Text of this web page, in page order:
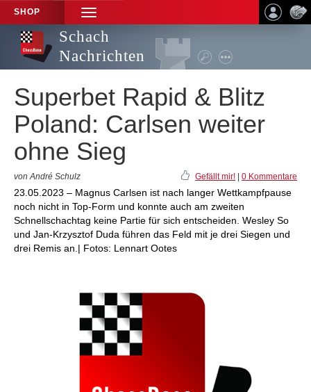
SHOP
TOGGLE
NAVIGATION
Schach
Nachrichten
Superbet Rapid & Blitz
Poland: Carlsen weiter
ohne Sieg
von André Schulz Gefällt mir! 0 Kommentare
23.05.2023 – Magnus Carlsen ist nach langer Wettkampfpause
noch nicht in Top-Form und konnte auch am zweiten
Schnellschachtag keine Partie für sich entscheiden. Wesley So
und Jan-Krzysztof Duda führen das Feld mit je drei Siegen und
drei Remis an.| Fotos: Lennart Ootes